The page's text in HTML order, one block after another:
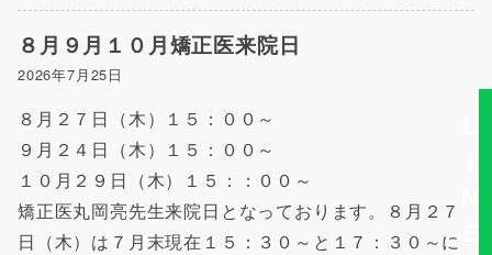
８月９月１０月矯正医来院日
2026年7月25日
８月２７日（木）１５：００～
９月２４日（木）１５：００～
１０月２９日（木）１５：：００～
矯正医丸岡亮先生来院日となっております。８月２７
日（木）は７月末現在１５：３０～と１７：３０～に
LINE追加